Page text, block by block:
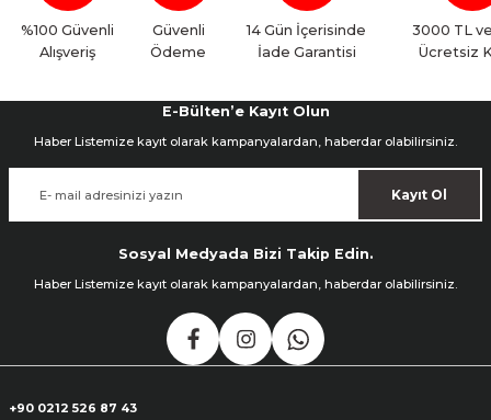
Yorum Yaz
%100 Güvenli
Alışveriş
Güvenli
Ödeme
14 Gün İçerisinde
İade Garantisi
3000 TL
Ücretsiz
E-Bülten’e Kayıt Olun
Haber Listemize kayıt olarak kampanyalardan, haberdar olabilirsiniz.
Kayıt Ol
Sosyal Medyada Bizi Takip Edin.
Haber Listemize kayıt olarak kampanyalardan, haberdar olabilirsiniz.
+90 0212 526 87 43